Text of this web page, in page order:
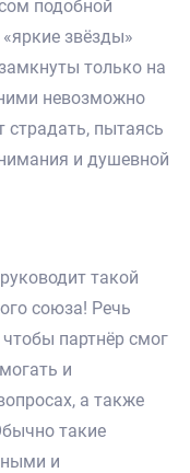
подобной
звёзды»
только на
невозможно
страдать, пытаясь
и душевной
такой
союза! Речь
партнёр смог
и
а также
такие
и